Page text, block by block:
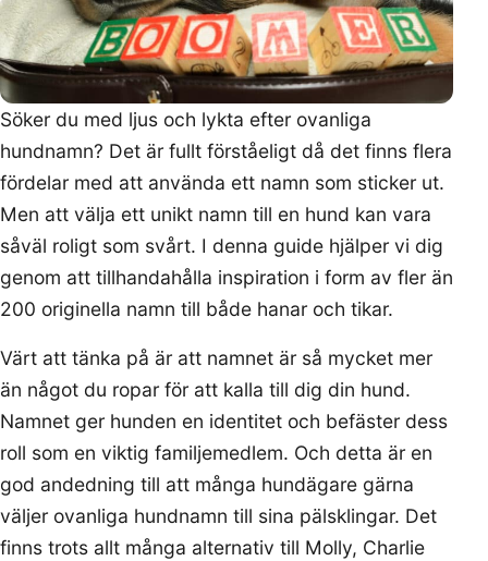
Söker du med ljus och lykta efter ovanliga
hundnamn? Det är fullt förståeligt då det finns flera
fördelar med att använda ett namn som sticker ut.
Men att välja ett unikt namn till en hund kan vara
såväl roligt som svårt. I denna guide hjälper vi dig
genom att tillhandahålla inspiration i form av fler än
200 originella namn till både hanar och tikar.
Värt att tänka på är att namnet är så mycket mer
än något du ropar för att kalla till dig din hund.
Namnet ger hunden en identitet och befäster dess
roll som en viktig familjemedlem. Och detta är en
god andedning till att många hundägare gärna
väljer ovanliga hundnamn till sina pälsklingar. Det
finns trots allt många alternativ till Molly, Charlie